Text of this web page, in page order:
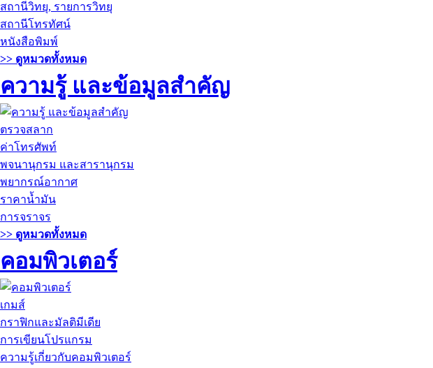
สถานีวิทยุ, รายการวิทยุ
สถานีโทรทัศน์
หนังสือพิมพ์
>> ดูหมวดทั้งหมด
ความรู้ และข้อมูลสำคัญ
ตรวจสลาก
ค่าโทรศัพท์
พจนานุกรม และสารานุกรม
พยากรณ์อากาศ
ราคาน้ำมัน
การจราจร
>> ดูหมวดทั้งหมด
คอมพิวเตอร์
เกมส์
กราฟิกและมัลติมีเดีย
การเขียนโปรแกรม
ความรู้เกี่ยวกับคอมพิวเตอร์